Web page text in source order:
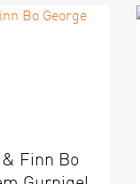
Finn Bo